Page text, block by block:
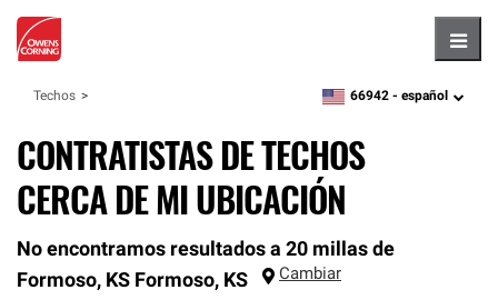
Techos zipcode,language
66942 - español
CONTRATISTAS DE TECHOS
CERCA DE MI UBICACIÓN
No encontramos resultados a 20 millas de
Formoso, KS Formoso, KS Cambiar